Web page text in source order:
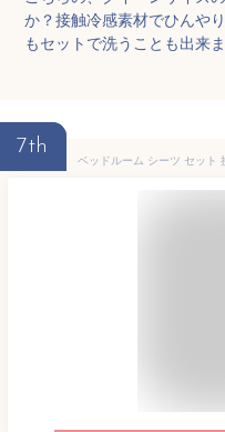
か？接触冷感素材でひんや
もセットで洗うことも出来ま
7th